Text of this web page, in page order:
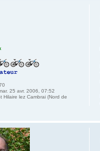
25 avr. 2006, 07:52
Hilaire lez Cambrai (Nord de